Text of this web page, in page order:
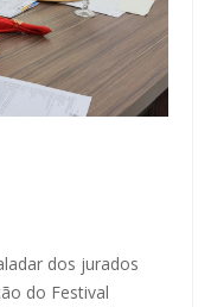
dos jurados
do Festival